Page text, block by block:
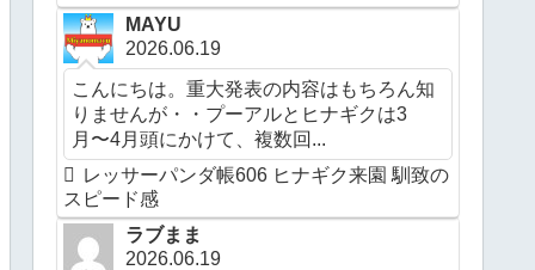
MAYU
2026.06.19
こんにちは。重大発表の内容はもちろん知
りませんが・・プーアルとヒナギクは3
月〜4月頭にかけて、複数回...
レッサーパンダ帳606 ヒナギク来園 馴致の
スピード感
ラブまま
2026.06.19